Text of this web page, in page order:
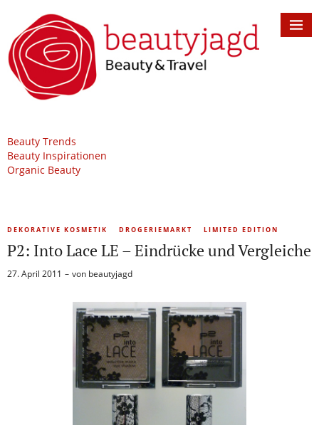
Beauty Trends
Beauty Inspirationen
Organic Beauty
DEKORATIVE KOSMETIK DROGERIEMARKT LIMITED EDITION
P2: Into Lace LE – Eindrücke und Vergleiche
27. April 2011 von beautyjagd